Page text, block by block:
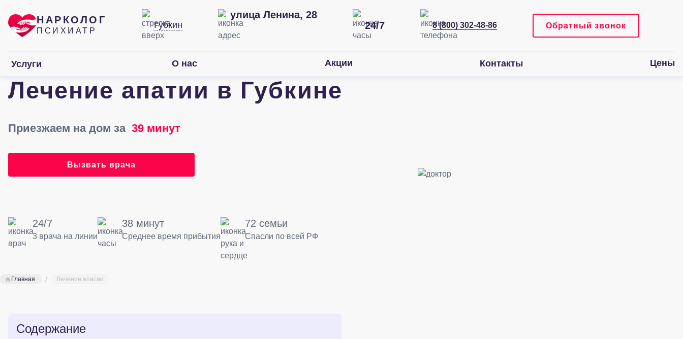
НАРКОЛОГ
ПСИХИАТР
Губкин
улица Ленина, 28
24/7
8 (800) 302-48-86 Обратный звонок
Услуги О нас Акции Контакты Цены
Лечение апатии в Губкине
Приезжаем на дом за39 минут
Вызвать врача
24/7
3 врача на линии
38 минут
Среднее время прибытия
72 семьи
Спасли по всей РФ
Главная Лечение апатии
Содержание